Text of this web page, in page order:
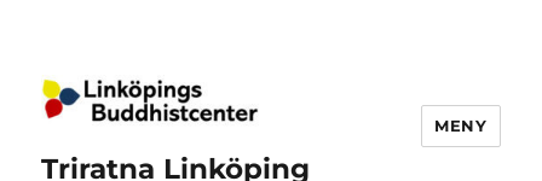
Triratna Linköping
MENY